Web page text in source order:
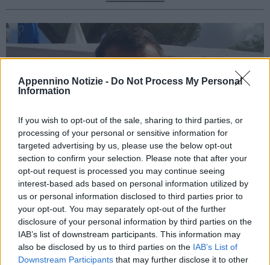
Appennino Notizie - Do Not Process My Personal
Information
If you wish to opt-out of the sale, sharing to third parties, or
processing of your personal or sensitive information for
targeted advertising by us, please use the below opt-out
section to confirm your selection. Please note that after your
opt-out request is processed you may continue seeing
interest-based ads based on personal information utilized by
us or personal information disclosed to third parties prior to
your opt-out. You may separately opt-out of the further
disclosure of your personal information by third parties on the
IAB’s list of downstream participants. This information may
also be disclosed by us to third parties on the IAB’s List of
Downstream Participants that may further disclose it to other
FIRENZE (ITALPRESS) – “Noi lavoriamo per salute e lavoro.
Se fosse stato per qualcuno di sinistra ci sarebbe voluto il green
pass per andare in bagno. Abbiamo salvato agosto, evitando